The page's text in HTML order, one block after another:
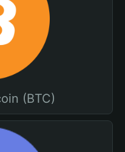
(BTC)